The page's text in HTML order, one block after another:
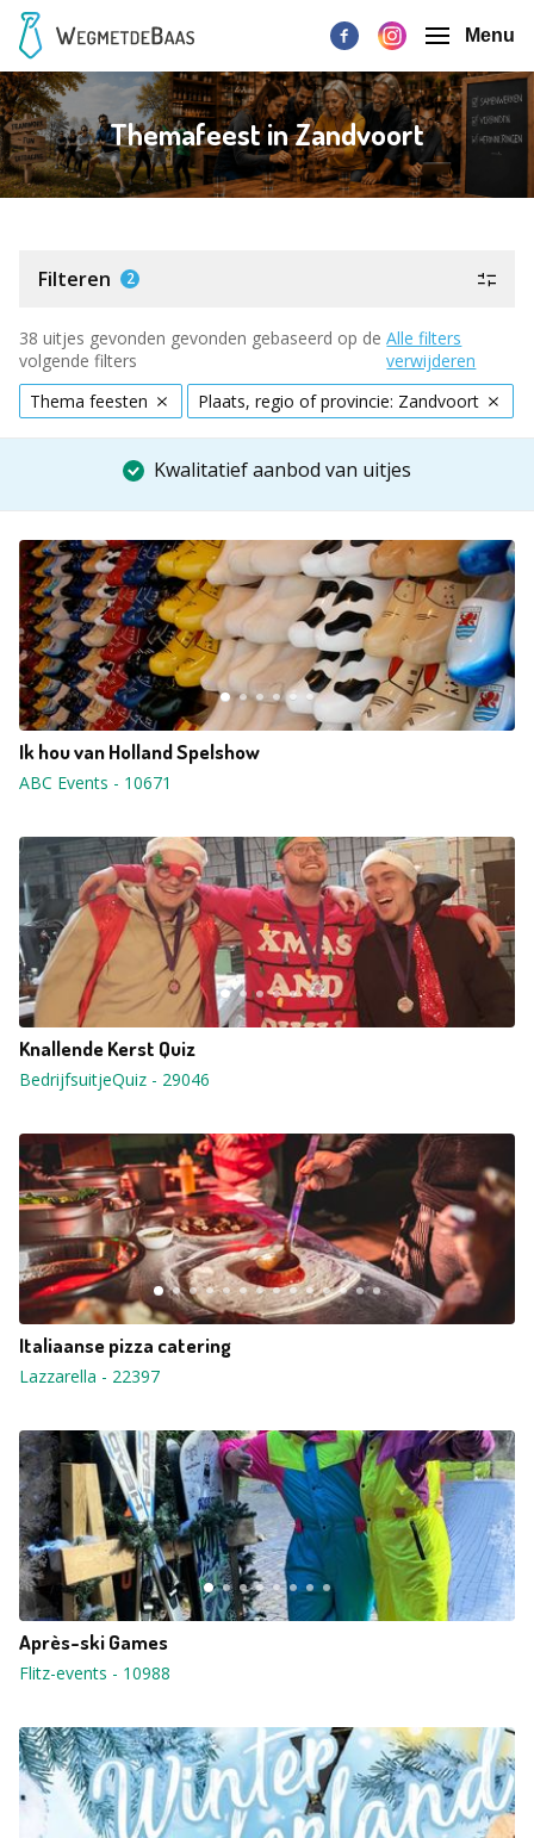
Menu
Themafeest in Zandvoort
Filteren 2
38 uitjes gevonden gevonden gebaseerd op de
volgende filters
Alle filters
verwijderen
Thema feesten
Plaats, regio of provincie: Zandvoort
Kwalitatief aanbod van uitjes
Ik hou van Holland Spelshow
ABC Events - 10671
Knallende Kerst Quiz
BedrijfsuitjeQuiz - 29046
Italiaanse pizza catering
Lazzarella - 22397
Après-ski Games
Flitz-events - 10988